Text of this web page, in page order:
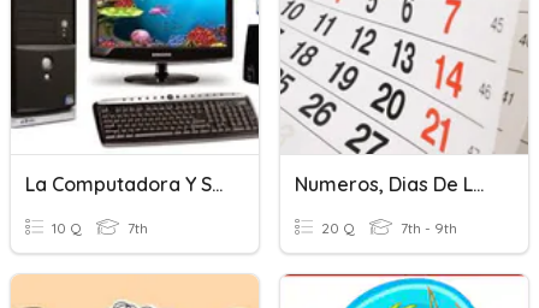
La Computadora Y Sus Partes
10 Q 7th
Numeros, Dias De La Semana, Meses Y Temporadas
20 Q 7th - 9th